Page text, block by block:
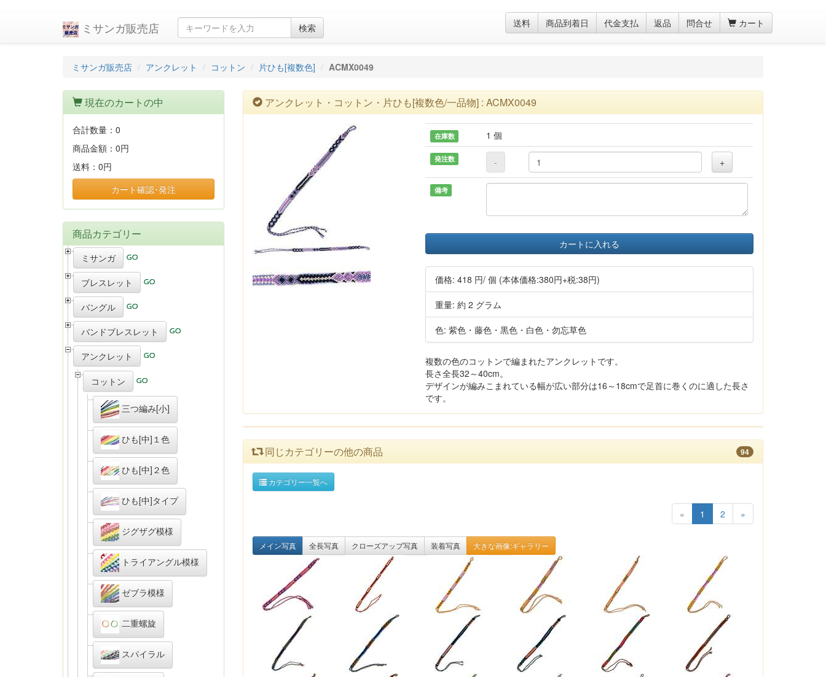
ミサンガ販売店 検索 送料 商品到着日 代金支払 返品 問合せ カート
ミサンガ販売店 アンクレット コットン 片ひも[複数色] ACMX0049
アンクレット・コットン・片ひも[複数色/一品物] : ACMX0049
在庫数 1 個
発注数 - +
備考
カートに入れる
価格:418 円/ 個 (本体価格:380円+税:38円)
重量: 約 2 グラム
色: 紫色・藤色・黒色・白色・勿忘草色
複数の色のコットンで編まれたアンクレットです。
長さ全長32～40cm。
デザインが編みこまれている幅が広い部分は16～18cmで足首に巻くのに適した長さ
です。
同じカテゴリーの他の商品 94
カテゴリー一覧へ
« 1 2 »
メイン写真 全長写真 クローズアップ写真 装着写真 大きな画像:ギャラリー
現在のカートの中
合計数量： 0
商品金額： 0円
送料： 0円
カート確認･発注
商品カテゴリー
ミサンガ
ブレスレット
バングル
バンドブレスレット
アンクレット
コットン
三つ編み[小]
ひも[中]１色
ひも[中]２色
ひも[中]タイプ
ジグザグ模様
トライアングル模様
ゼブラ模様
二重螺旋
スパイラル